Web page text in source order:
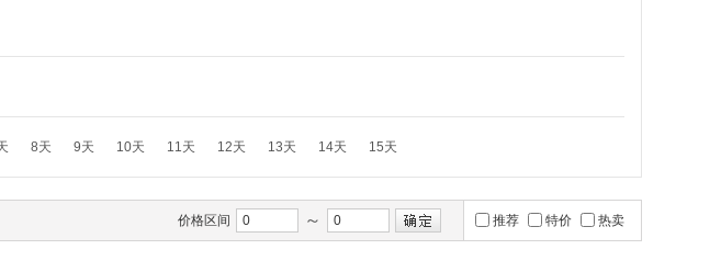
8天 9天 10天 11天 12天 13天 14天 15天
推荐 特价 热卖
价格区间 ～